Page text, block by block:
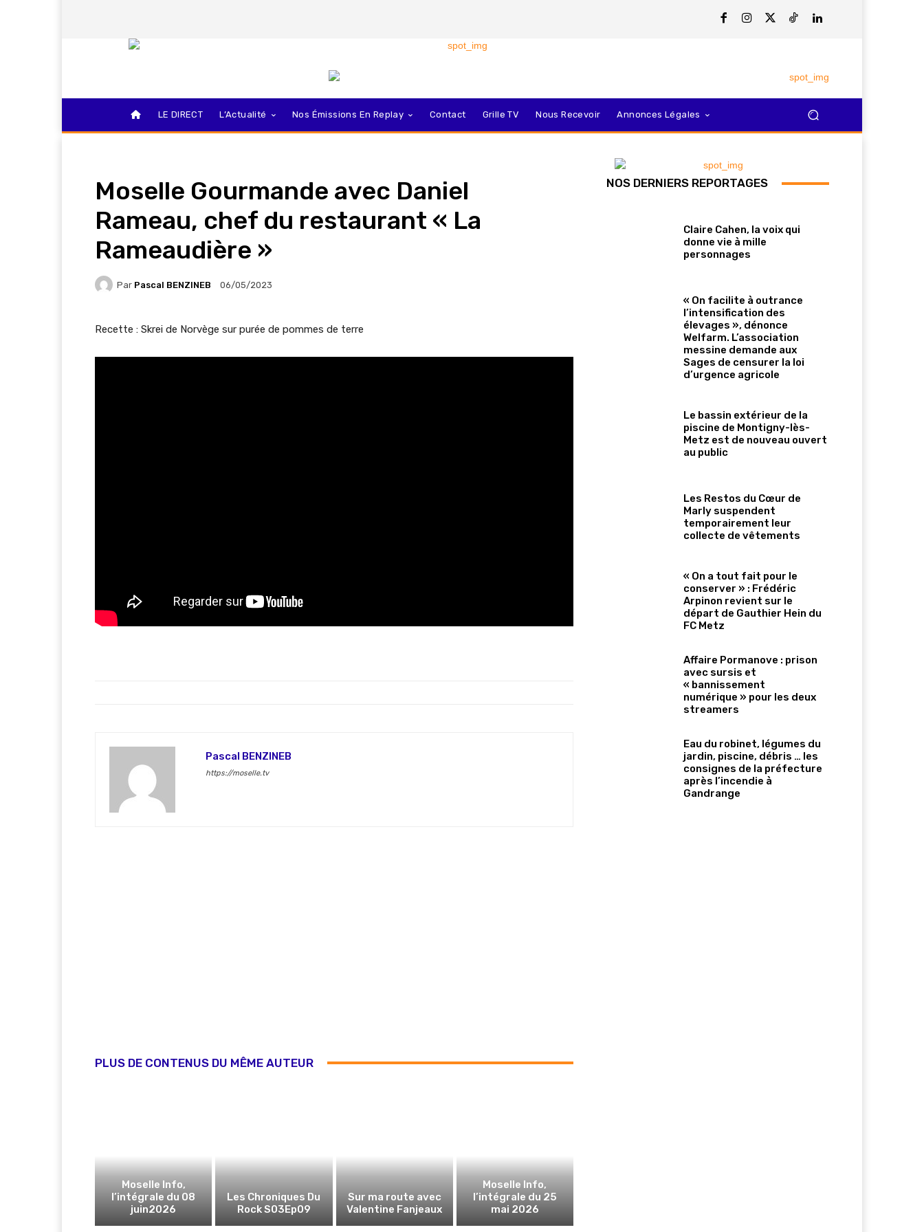
LE DIRECT L’Actualité Nos Émissions En Replay Contact Grille TV Nous Recevoir Annonces Légales
Moselle Gourmande avec Daniel
Rameau, chef du restaurant « La
Rameaudière »
Par Pascal BENZINEB 06/05/2023
Recette : Skrei de Norvège sur purée de pommes de terre
Pascal BENZINEB
https://moselle.tv
PLUS DE CONTENUS DU MÊME AUTEUR
Moselle Info,
l’intégrale du 08
juin2026
Les Chroniques Du
Rock S03Ep09
Sur ma route avec
Valentine Fanjeaux
Moselle Info,
l’intégrale du 25
mai 2026
NOS DERNIERS REPORTAGES
Claire Cahen, la voix qui
donne vie à mille
personnages
« On facilite à outrance
l’intensification des
élevages », dénonce
Welfarm. L’association
messine demande aux
Sages de censurer la loi
d’urgence agricole
Le bassin extérieur de la
piscine de Montigny-lès-
Metz est de nouveau ouvert
au public
Les Restos du Cœur de
Marly suspendent
temporairement leur
collecte de vêtements
« On a tout fait pour le
conserver » : Frédéric
Arpinon revient sur le
départ de Gauthier Hein du
FC Metz
Affaire Pormanove : prison
avec sursis et
« bannissement
numérique » pour les deux
streamers
Eau du robinet, légumes du
jardin, piscine, débris … les
consignes de la préfecture
après l’incendie à
Gandrange